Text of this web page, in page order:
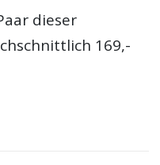
dieser
169,-